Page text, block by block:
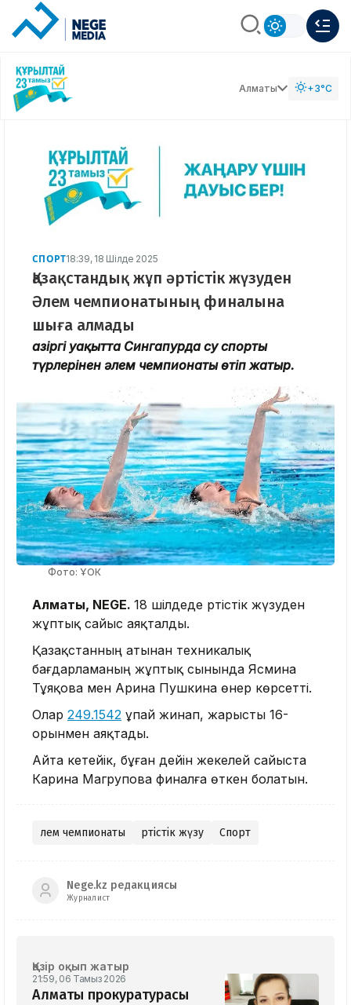
Алматы +3°C
СПОРТ18:39, 18 Шілде 2025
Қазақстандық жұп әртістік жүзуден
Әлем чемпионатының финалына
шыға алмады
Қазіргі уақытта Сингапурда су спорты
түрлерінен әлем чемпионаты өтіп жатыр.
Фото: ҰОК
Алматы, NEGE. 18 шілдеде әртістік жүзуден
жұптық сайыс аяқталды.
Қазақстанның атынан техникалық
бағдарламаның жұптық сынында Ясмина
Тұяқова мен Арина Пушкина өнер көрсетті.
Олар 249.1542 ұпай жинап, жарысты 16-
орынмен аяқтады.
Айта кетейік, бұған дейін жекелей сайыста
Карина Магрупова финалға өткен болатын.
Әлем чемпионаты Әртістік жүзу Спорт
Nege.kz редакциясы
Журналист
Қазір оқып жатыр
21:59, 06 Тамыз 2026
Алматы прокуратурасы